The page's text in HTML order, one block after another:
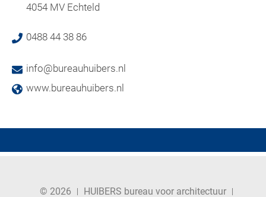
4054 MV Echteld
0488 44 38 86
info@bureauhuibers.nl
www.bureauhuibers.nl
© 2026
HUIBERS bureau voor architectuur